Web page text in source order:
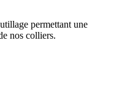
permettant une
nos colliers.